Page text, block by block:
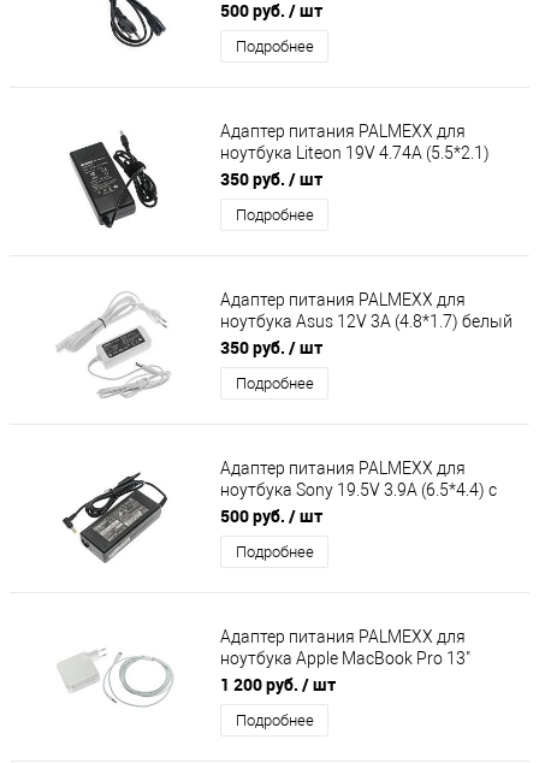
(кабель питания в комплекте)
500 руб. / шт
Подробнее
Адаптер питания PALMEXX для
ноутбука Liteon 19V 4.74A (5.5*2.1)
(кабель питания в комплекте)
350 руб. / шт
Подробнее
Адаптер питания PALMEXX для
ноутбука Asus 12V 3A (4.8*1.7) белый
(кабель питания в комплекте)
350 руб. / шт
Подробнее
Адаптер питания PALMEXX для
ноутбука Sony 19.5V 3.9A (6.5*4.4) с
иглой (кабель питания в комплекте)
500 руб. / шт
Подробнее
Адаптер питания PALMEXX для
ноутбука Apple MacBook Pro 13"
2017г A1706/A1707/A1708 (20.3V-
3A/9V-3A/5
1 200 руб. / шт
Подробнее